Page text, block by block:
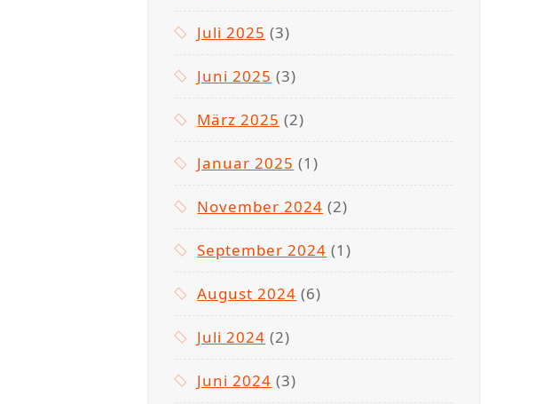
Juli 2025 (3)
Juni 2025 (3)
März 2025 (2)
Januar 2025 (1)
November 2024 (2)
September 2024 (1)
August 2024 (6)
Juli 2024 (2)
Juni 2024 (3)